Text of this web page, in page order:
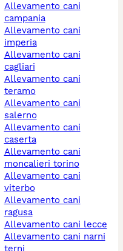
allevamento cani
campania
allevamento cani
imperia
allevamento cani
cagliari
allevamento cani
teramo
allevamento cani
salerno
allevamento cani
caserta
allevamento cani
moncalieri torino
allevamento cani
viterbo
allevamento cani
ragusa
allevamento cani lecce
allevamento cani narni